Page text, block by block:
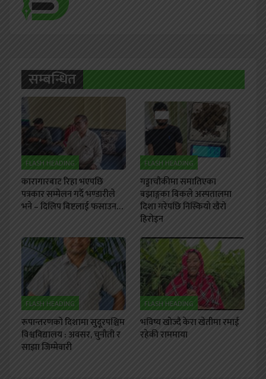
सम्बन्धित
FLASH HEADING
कारागारबाट रिहा भएपछि
पत्रकार सम्मेलन गर्दै भण्डारीले
भने – दिलिप बिष्टलाई फसाउन…
FLASH HEADING
गड्डाचौकीमा समातिएका
बझाङ्गका बिकले अस्पतालमा
दिशा गरेपछि निस्कियो खैरो
हिरोइन
FLASH HEADING
रूपान्तरणको दिशामा सुदूरपश्चिम
विश्वविद्यालय : अवसर, चुनौती र
साझा जिम्मेवारी
FLASH HEADING
भविष्य खोज्दै केरा खेतीमा रमाई
रहेकी राममाया